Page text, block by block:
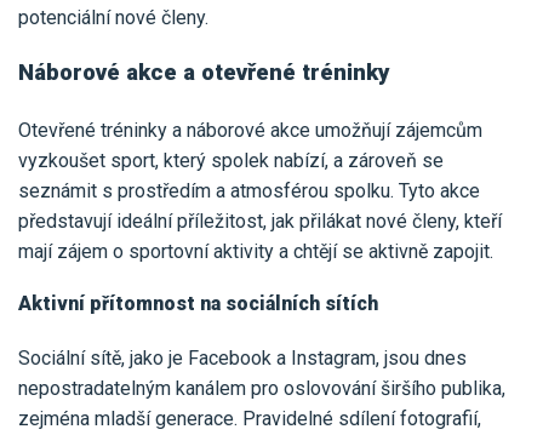
potenciální nové členy.
Náborové akce a otevřené tréninky
Otevřené tréninky a náborové akce umožňují zájemcům
vyzkoušet sport, který spolek nabízí, a zároveň se
seznámit s prostředím a atmosférou spolku. Tyto akce
představují ideální příležitost, jak přilákat nové členy, kteří
mají zájem o sportovní aktivity a chtějí se aktivně zapojit.
Aktivní přítomnost na sociálních sítích
Sociální sítě, jako je Facebook a Instagram, jsou dnes
nepostradatelným kanálem pro oslovování širšího publika,
zejména mladší generace. Pravidelné sdílení fotografií,